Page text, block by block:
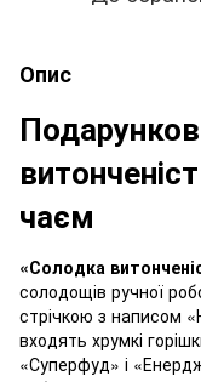
Опис
чаєм
«Солодка
солодощів ручної
стрічкою з написом
входять хрумкі
«Суперфуд» і